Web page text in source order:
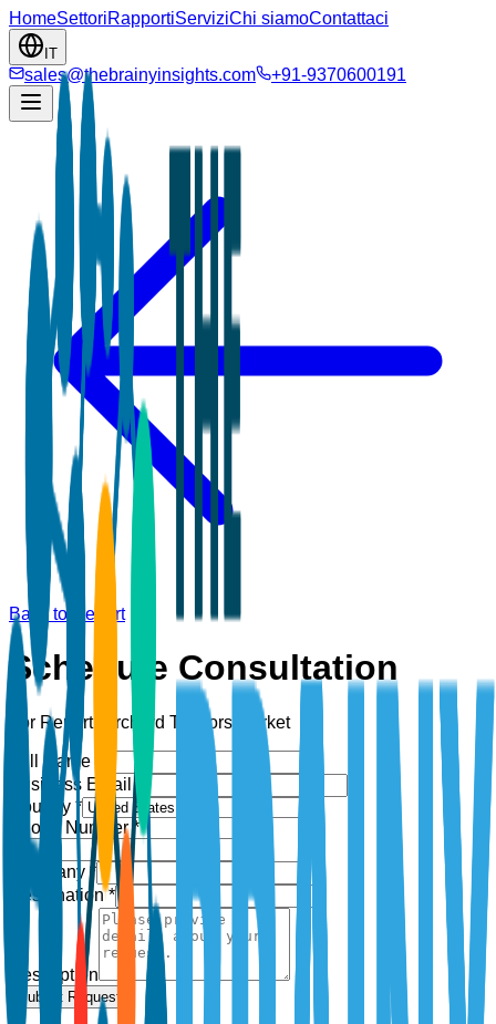
HomeSettoriRapportiServiziChi siamoContattaci
IT
sales@thebrainyinsights.com +91-9370600191
Back to Report
Schedule Consultation
For Report: Orchard Tractors Market
Full Name *
Business Email *
Country *
Phone Number *
Company *
Designation *
Description
Submit Request